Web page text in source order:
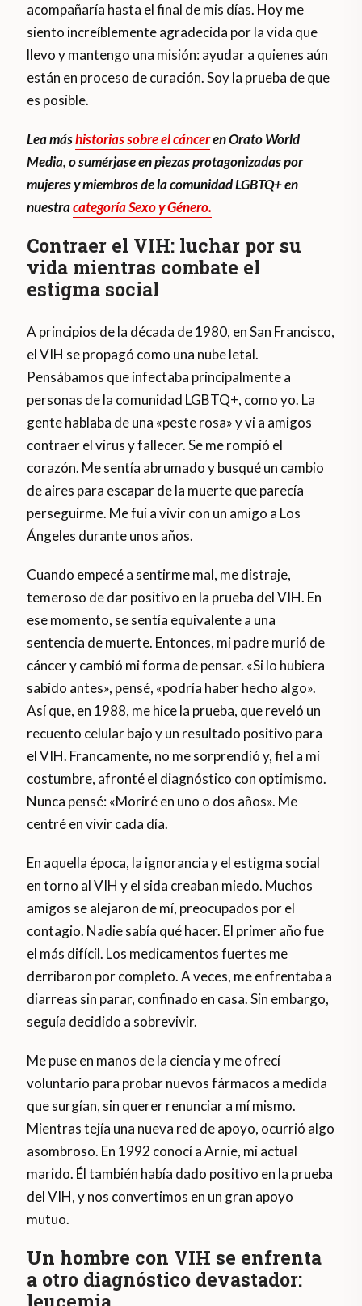
acompañaría hasta el final de mis días. Hoy me
siento increíblemente agradecida por la vida que
llevo y mantengo una misión: ayudar a quienes aún
están en proceso de curación. Soy la prueba de que
es posible.
Lea máshistorias sobre el cánceren Orato World
Media, o sumérjase en piezas protagonizadas por
mujeres y miembros de la comunidad LGBTQ+ en
nuestracategoría Sexo y Género.
Contraer el VIH: luchar por su
vida mientras combate el
estigma social
A principios de la década de 1980, en San Francisco,
el VIH se propagó como una nube letal.
Pensábamos que infectaba principalmente a
personas de la comunidad LGBTQ+, como yo. La
gente hablaba de una «peste rosa» y vi a amigos
contraer el virus y fallecer. Se me rompió el
corazón. Me sentía abrumado y busqué un cambio
de aires para escapar de la muerte que parecía
perseguirme. Me fui a vivir con un amigo a Los
Ángeles durante unos años.
Cuando empecé a sentirme mal, me distraje,
temeroso de dar positivo en la prueba del VIH. En
ese momento, se sentía equivalente a una
sentencia de muerte. Entonces, mi padre murió de
cáncer y cambió mi forma de pensar. «Si lo hubiera
sabido antes», pensé, «podría haber hecho algo».
Así que, en 1988, me hice la prueba, que reveló un
recuento celular bajo y un resultado positivo para
el VIH. Francamente, no me sorprendió y, fiel a mi
costumbre, afronté el diagnóstico con optimismo.
Nunca pensé: «Moriré en uno o dos años». Me
centré en vivir cada día.
En aquella época, la ignorancia y el estigma social
en torno al VIH y el sida creaban miedo. Muchos
amigos se alejaron de mí, preocupados por el
contagio. Nadie sabía qué hacer. El primer año fue
el más difícil. Los medicamentos fuertes me
derribaron por completo. A veces, me enfrentaba a
diarreas sin parar, confinado en casa. Sin embargo,
seguía decidido a sobrevivir.
Me puse en manos de la ciencia y me ofrecí
voluntario para probar nuevos fármacos a medida
que surgían, sin querer renunciar a mí mismo.
Mientras tejía una nueva red de apoyo, ocurrió algo
asombroso. En 1992 conocí a Arnie, mi actual
marido. Él también había dado positivo en la prueba
del VIH, y nos convertimos en un gran apoyo
mutuo.
Un hombre con VIH se enfrenta
a otro diagnóstico devastador: